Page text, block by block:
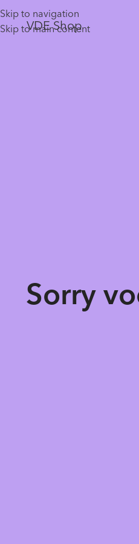
Skip to navigation
Skip to main content
VDE Shop
Sorry